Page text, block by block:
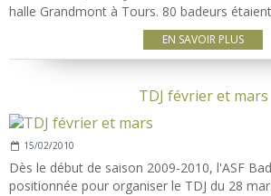
halle Grandmont à Tours. 80 badeurs
EN SAVOIR PLUS
TDJ février et mars
15/02/2010
Dès le début de saison 2009-2010, l'ASF
positionnée pour organiser le TDJ du 28